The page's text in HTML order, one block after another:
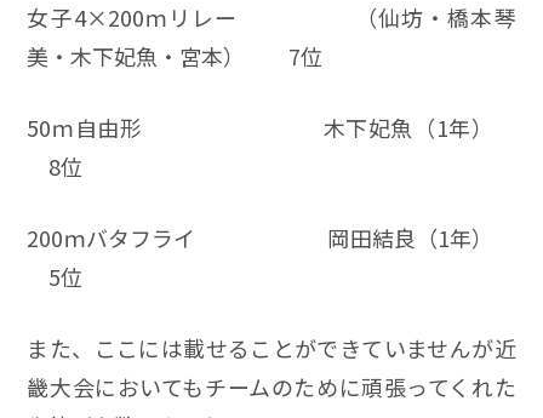
女子4×200ｍリレー （仙坊・橋本琴
美・木下妃魚・宮本） 7位
50ｍ自由形 木下妃魚（1年）
8位
200ｍバタフライ 岡田結良（1年）
5位
また、ここには載せることができていませんが近
畿大会においてもチームのために頑張ってくれた